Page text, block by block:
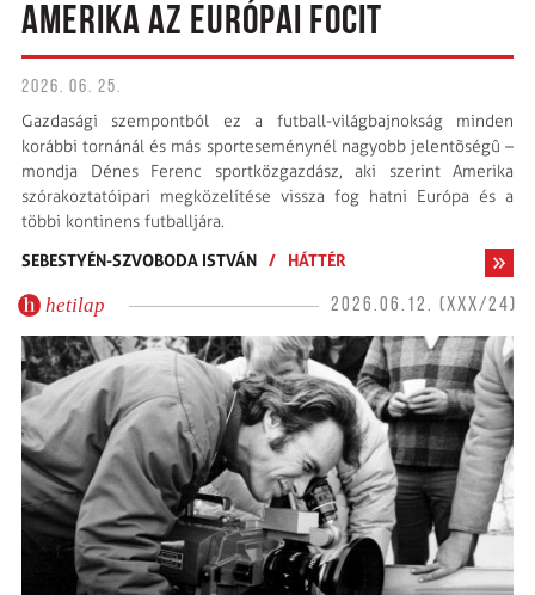
AMERIKA AZ EURÓPAI FOCIT
2026. 06. 25.
Gazdasági szempontból ez a futball-világbajnokság minden
korábbi tornánál és más sporteseménynél nagyobb jelentõségû –
mondja Dénes Ferenc sportközgazdász, aki szerint Amerika
szórakoztatóipari megközelítése vissza fog hatni Európa és a
többi kontinens futballjára.
SEBESTYÉN-SZVOBODA ISTVÁN / HÁTTÉR
hetilap 2026.06.12. (XXX/24)